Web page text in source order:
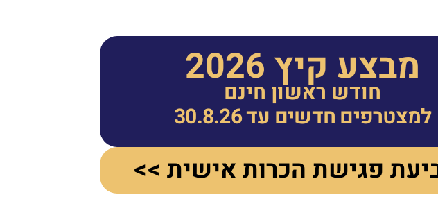
מבצע קיץ 2026
חודש ראשון חינם
למצטרפים חדשים עד 30.8.26
פגישת הכרות אישית >>